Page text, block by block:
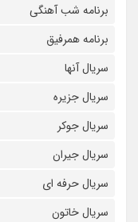
برنامه شب آهنگی
برنامه همرفیق
سریال آنها
سریال جزیره
سریال جوکر
سریال جیران
سریال حرفه ای
سریال خاتون